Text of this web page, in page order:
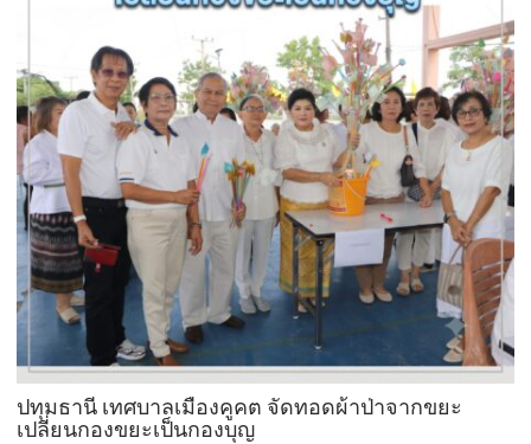
“สาร
จับ
ตัว
ยาง
ชนิด
ผง-
ผงขาว”
โรงงาน
ประกาศ
ปฏิเสธ
รับ
ซื้อ
ขั้น
ต่ำ
ปทุมธานี เทศบาลเมืองคูคต จัดทอดผ้าป่าจากขยะ
เปลี่ยนกองขยะเป็นกองบุญ